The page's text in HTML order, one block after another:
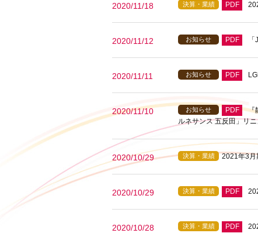
2020/11/18 決算・業績 PDF
2020/11/12 お知らせ PDF
2020/11/11 お知らせ PDF
2020/11/10 お知らせ PDF
『
ルネサンス 五反田」リ
2020/10/29 決算・業績 2021年3月
2020/10/29 決算・業績 PDF
2020/10/28 決算・業績 PDF